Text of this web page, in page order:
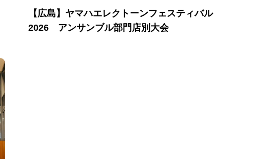
【広島】ヤマハエレクトーンフェスティバル
2026 アンサンブル部門店別大会